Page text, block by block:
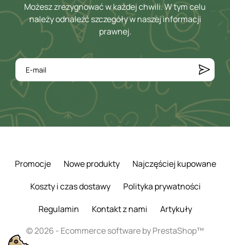
Możesz zrezygnować w każdej chwili. W tym celu
należy odnaleźć szczegóły w naszej informacji
prawnej.
Promocje Nowe produkty
Najczęściej kupowane
Koszty i czas dostawy
Polityka prywatności
Regulamin
Kontakt z nami
Artykuły
© 2026 - Ecommerce software by PrestaShop™